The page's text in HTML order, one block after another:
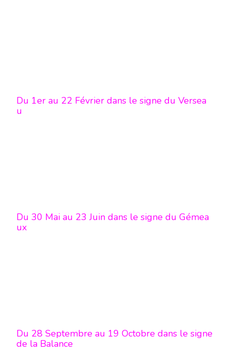
Du 1er au 22 Février dans le signe du Versea
u
Du 30 Mai au 23 Juin dans le signe du Gémea
ux
Du 28 Septembre au 19 Octobre dans le signe
de la Balance